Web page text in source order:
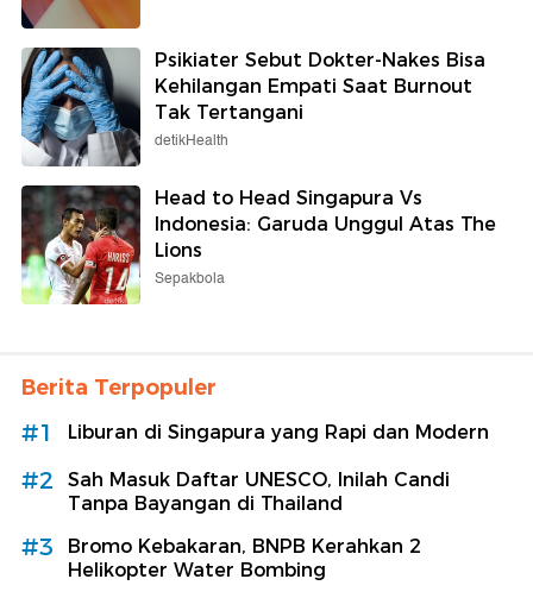
Psikiater Sebut Dokter-Nakes Bisa
Kehilangan Empati Saat Burnout
Tak Tertangani
detikHealth
Head to Head Singapura Vs
Indonesia: Garuda Unggul Atas The
Lions
Sepakbola
Berita Terpopuler
#1 Liburan di Singapura yang Rapi dan Modern
#2
Sah Masuk Daftar UNESCO, Inilah Candi
Tanpa Bayangan di Thailand
#3
Bromo Kebakaran, BNPB Kerahkan 2
Helikopter Water Bombing